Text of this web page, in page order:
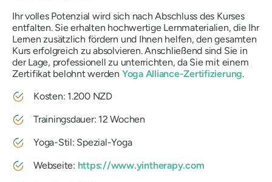
Ihr volles Potenzial wird sich nach Abschluss des Kurses
entfalten. Sie erhalten hochwertige Lernmaterialien, die Ihr
Lernen zusätzlich fördern und Ihnen helfen, den gesamten
Kurs erfolgreich zu absolvieren. Anschließend sind Sie in
der Lage, professionell zu unterrichten, da Sie mit einem
Zertifikat belohnt werden Yoga Alliance-Zertifizierung.
Kosten: 1.200 NZD
Trainingsdauer: 12 Wochen
Yoga-Stil: Spezial-Yoga
Webseite: https://www.yintherapy.com